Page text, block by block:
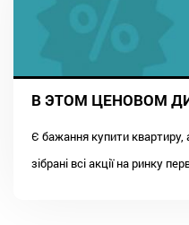
В ЭТОМ ЦЕНОВОМ
Є бажання купити квартиру,
зібрані всі акції на ринку